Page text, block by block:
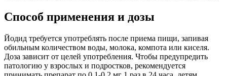
Способ применения и дозы
Йодид требуется употреблять после приема пищи, запивая
обильным количеством воды, молока, компота или киселя.
Доза зависит от целей употребления. Чтобы предупредить
патологию у взрослых и подростков, рекомендуется